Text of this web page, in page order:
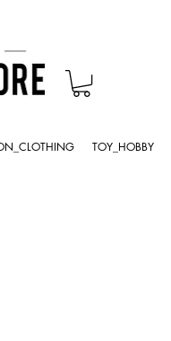
TOY_HOBBY